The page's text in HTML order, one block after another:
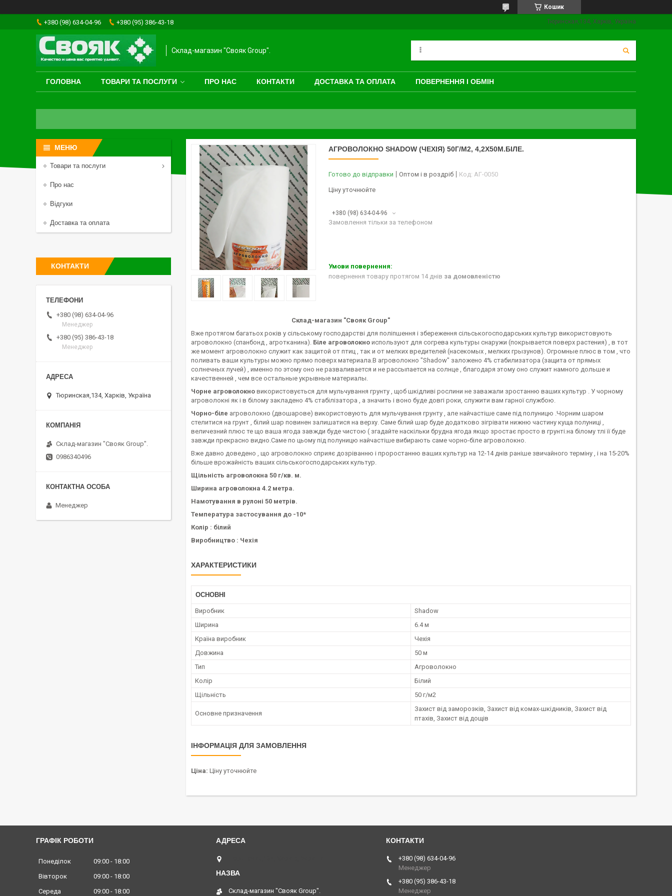
Кошик
+380 (98) 634-04-96 +380 (95) 386-43-18 Тюринская,134, Харків, Україна
Склад-магазин "Свояк Group".
ГОЛОВНА ТОВАРИ ТА ПОСЛУГИ ПРО НАС КОНТАКТИ ДОСТАВКА ТА ОПЛАТА ПОВЕРНЕННЯ І ОБМІН
АГРОВОЛОКНО SHADOW (ЧЕХІЯ) 50Г/М2, 4,2Х50М.БІЛЕ.
Готово до відправки Оптом і в роздріб Код: АГ-0050
Ціну уточнюйте
+380 (98) 634-04-96
Замовлення тільки за телефоном
повернення товару протягом 14 днів за домовленістю
Склад-магазин "Свояк Group"
Вже протягом багатьох років у сільському господарстві для поліпшення і збереження сільськогосподарських культур використовують
агроволокно (спанбонд , агротканина). Біле агроволокно используют для согрева культуры снаружи (покрывается поверх растения) , в тот
же момент агроволокно служит как защитой от птиц , так и от мелких вредителей (насекомых , мелких грызунов). Огромные плюс в том , что
поливать ваши культуры можно прямо поверх материала.В агроволокно "Shadow" заложено 4% стабилизатора (защита от прямых
солнечных лучей) , именно по этому оно не разваливается и не рассыпается на солнце , благодаря этому оно служит намного дольше и
качественней , чем все остальные укрывные материалы.
Чорне агроволокно використовується для мульчування грунту , щоб шкідливі рослини не заважали зростанню ваших культур . У чорному
агроволокні як і в білому закладено 4% стабілізатора , а значить і воно буде довгі роки, служити вам гарної службою.
Чорно-біле агроволокно (двошарове) використовують для мульчування грунту , але найчастіше саме під полуницю .Чорним шаром
стелитися на грунт , білий шар повинен залишатися на верху. Саме білий шар буде додатково зігрівати нижню частину куща полуниці ,
величезний плюс те що ваша ягода завжди буде чистою ( згадайте наскільки брудна ягода якщо зростає просто в грунті.на білому тлі її буде
завжди прекрасно видно.Саме по цьому під полуницю найчастіше вибирають саме чорно-біле агроволокно.
Вже давно доведено , що агроволокно сприяє дозріванню і проростанню ваших культур на 12-14 днів раніше звичайного терміну , і на 15-20%
більше врожайність ваших сільськогосподарських культур.
Щільність агроволокна 50 г/кв. м.
Ширина агроволокна 4.2 метра.
Намотування в рулоні 50 метрів.
Температура застосування до -10*
Колір : білий
Виробництво : Чехія
ХАРАКТЕРИСТИКИ
ОСНОВНІ
Виробник
Shadow
Ширина
6.4 м
Країна виробник
Чехія
Довжина
50 м
Тип
Агроволокно
Колір
Білий
Щільність
50 г/м2
Основне призначення
Захист від заморозків, Захист від комах-шкідників, Захист від
птахів, Захист від дощів
ІНФОРМАЦІЯ ДЛЯ ЗАМОВЛЕННЯ
Ціна: Ціну уточнюйте
Товари та послуги
Про нас
Відгуки
Доставка та оплата
КОНТАКТИ
+380 (98) 634-04-96
Менеджер
+380 (95) 386-43-18
Менеджер
Тюринская,134, Харків, Україна
Склад-магазин "Свояк Group".
0986340496
Менеджер
ГРАФІК РОБОТИ
Понеділок 09:00
18:00
Вівторок
09:00
18:00
Середа
09:00 18:00 Склад-магазин "Свояк Group".
+380 (98) 634-04-96
Менеджер
+380 (95) 386-43-18
Менеджер